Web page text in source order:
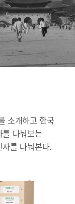
소개하고 한국
나눠보는
를 나눠본다.